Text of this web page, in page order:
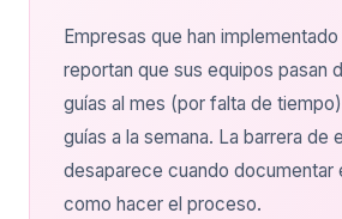
Empresas que han
reportan que sus equipos pasan
guías al mes (por falta de
guías a la semana. La barrera de
desaparece cuando documentar
como hacer el proceso.